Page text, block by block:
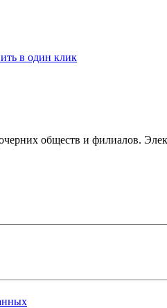
в один клик
обществ и филиалов.